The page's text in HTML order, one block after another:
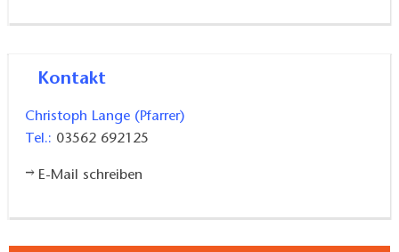
Kontakt
Christoph Lange (Pfarrer)
Tel.: 03562 692125
E-Mail schreiben